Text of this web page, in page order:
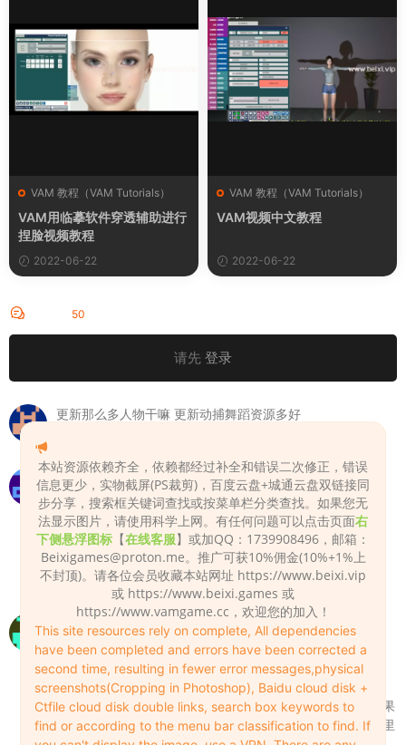
VAM 教程（VAM Tutorials）
VAM用临摹软件穿透辅助进行
捏脸视频教程
2022-06-22
VAM 教程（VAM Tutorials）
VAM视频中文教程
2022-06-22
50
请先 登录
更新那么多人物干嘛 更新动捕舞蹈资源多好
这样只有外观，没有头发，怎么办？
lvyu 2023-02-09 0
先保存的外观的资源还是要继续放在
addonpackages里，不能删除。
Admin 2023-02-09 1
VAM怎么加载VAR的插件啊大佬
lucrdatrayaj 2023-07-03 0
var文件放入addonpackages文件夹，在VAM里点
人物再点插件，选择插件文件，就可以加载了。如果
是场景用的插件，就在主菜单场景插件或会话插件里
本站资源依赖齐全，依赖都经过补全和错误二次修正，错误
信息更少，实物截屏(PS裁剪)，百度云盘+城通云盘双链接同
步分享，搜索框关键词查找或按菜单栏分类查找。如果您无
法显示图片，请使用科学上网。有任何问题可以点击页面右
下侧悬浮图标 【在线客服】或加QQ：1739908496，邮箱：
Beixigames@proton.me。推广可获10%佣金(10%+1%上
不封顶)。请各位会员收藏本站网址 https://www.beixi.vip
或 https://www.beixi.games 或
https://www.vamgame.cc，欢迎您的加入！
This site resources rely on complete, All dependencies
have been completed and errors have been corrected a
second time, resulting in fewer error messages,physical
screenshots(Cropping in Photoshop), Baidu cloud disk +
Ctfile cloud disk double links, search box keywords to
find or according to the menu bar classification to find. If